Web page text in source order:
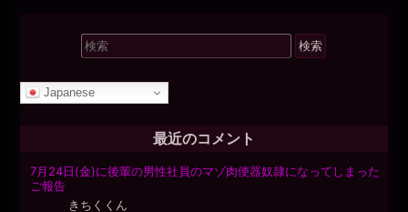
検
索
象:
Japanese
最近のコメント